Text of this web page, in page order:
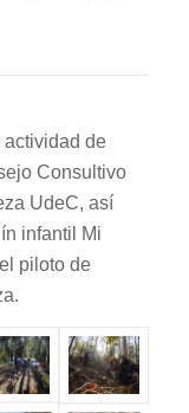
actividad de
Consultivo
UdeC, así
infantil Mi
piloto de